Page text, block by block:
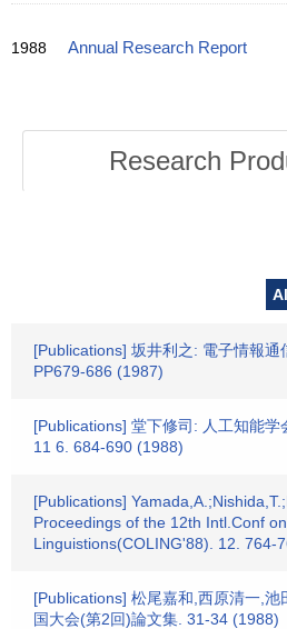
1988 Annual Research Report
Research
[Publications] 坂井利之: 電子情報通
PP679-686 (1987)
[Publications] 堂下修司: 人工知能学
11 6. 684-690 (1988)
[Publications]
Proceedings of the 12th Intl.Conf
Linguistions(COLING'88). 12. 764-
[Publications] 松尾嘉和,西原清一,
国大会(第2回)論文集. 31-34 (1988)